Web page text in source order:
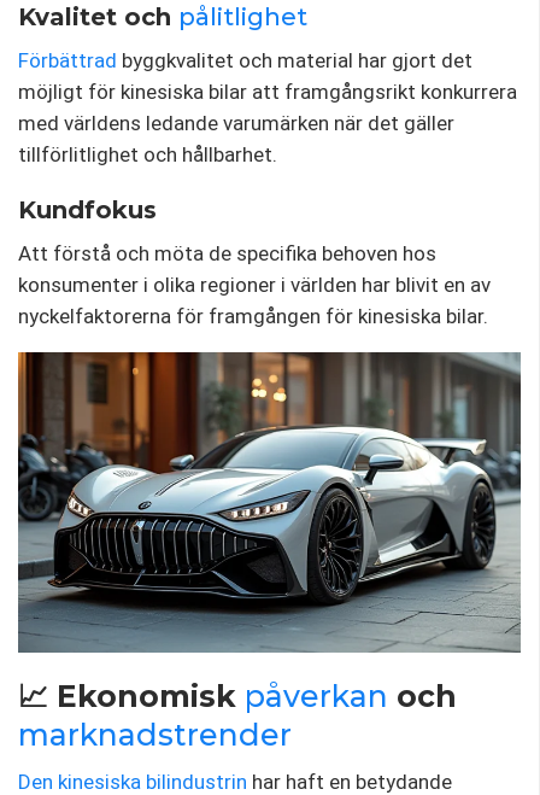
Kvalitet och pålitlighet
Förbättrad byggkvalitet och material har gjort det
möjligt för kinesiska bilar att framgångsrikt konkurrera
med världens ledande varumärken när det gäller
tillförlitlighet och hållbarhet.
Kundfokus
Att förstå och möta de specifika behoven hos
konsumenter i olika regioner i världen har blivit en av
nyckelfaktorerna för framgången för kinesiska bilar.
📈 Ekonomisk påverkan och
marknadstrender
Den kinesiska bilindustrin har haft en betydande